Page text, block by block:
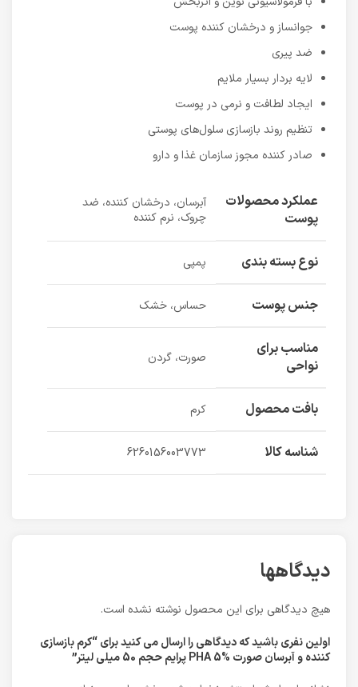
جوانساز و درخشان‌ کننده پوست
ضد پیری
لایه‌ بردار بسیار ملایم
ایجاد لطافت و نرمی در پوست
تنظیم روند بازسازی سلول‌های پوستی
صادر کننده مجوز سازمان غذا و دارو
عملکرد محصولات
پوست
آبرسان، درخشان کننده، ضد
چروک، نرم کننده
نوع بسته بندی پمپی
جنس پوست حساس، خشک
مناسب برای
نواحی
صورت، گردن
بافت محصول کرم
شناسه کالا 6260156003773
دیدگاهها
هیچ دیدگاهی برای این محصول نوشته نشده است.
اولین نفری باشید که دیدگاهی را ارسال می کنید برای “کرم بازسازی‌
کننده و آبرسان صورت PHA 5% پرایم حجم 50 میلی لیتر”